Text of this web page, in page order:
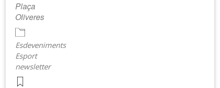
Plaça
Oliveres
Esdeveniments
Esport
newsletter